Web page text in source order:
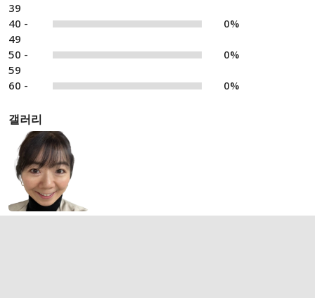
39
40 -
49
0%
50 -
59
0%
60 - 0%
갤러리